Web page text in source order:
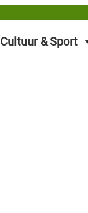
Cultuur & Sport